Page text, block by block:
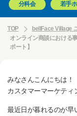
分科会 若手
TOP bellFace Village
オンライン商談における
ポート】
みなさんこんにちは！
カスタマーマーケティ
最近日が暮れるのが早